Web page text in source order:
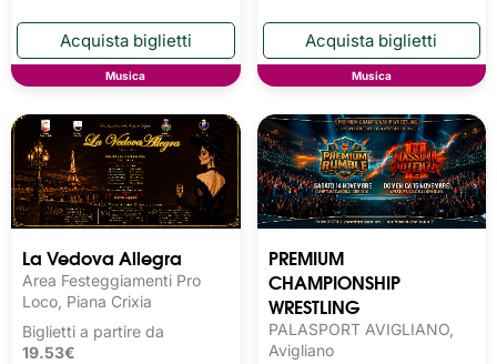
Musica Musica
La Vedova Allegra
Area Festeggiamenti Pro
Loco, Piana Crixia
Biglietti a partire da
19.53€
PREMIUM
CHAMPIONSHIP
WRESTLING
PALASPORT AVIGLIANO,
Avigliano